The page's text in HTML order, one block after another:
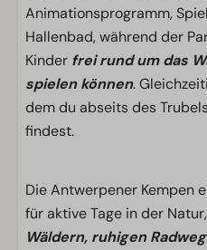
Animationsprogramm,
Hallenbad, während der
Kinder frei rund um das
spielen können.
dem du abseits des
findest.
Die Antwerpener Kempen
für aktive Tage in der
Wäldern, ruhigen